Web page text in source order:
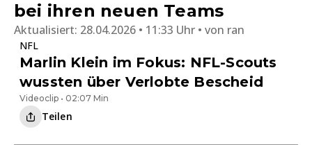
bei ihren neuen Teams
Aktualisiert: 28.04.2026 • 11:33 Uhr von ran
NFL
Marlin Klein im Fokus: NFL-Scouts
wussten über Verlobte Bescheid
Videoclip • 02:07 Min
Teilen